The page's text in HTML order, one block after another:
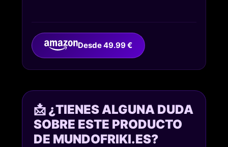
Desde 49.99 €
📩 ¿TIENES ALGUNA DUDA
SOBRE ESTE PRODUCTO
DE MUNDOFRIKI.ES?